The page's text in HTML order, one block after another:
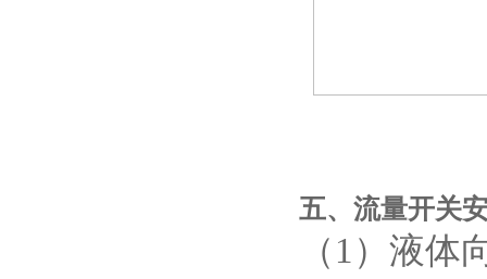
五、流量开关
（1） 液体